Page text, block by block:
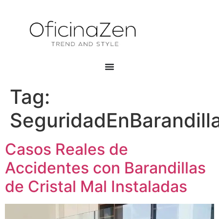
Tag:
Casos Reales de
Accidentes con Barandillas
de Cristal Mal Instaladas